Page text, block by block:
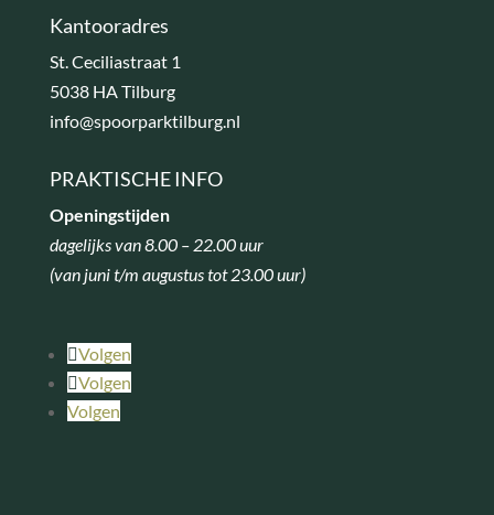
Kantooradres
St. Ceciliastraat 1
5038 HA Tilburg
info@spoorparktilburg.nl
PRAKTISCHE INFO
Openingstijden
dagelijks van 8.00 – 22.00 uur
(van juni t/m augustus tot 23.00 uur)
Volgen
Volgen
Volgen